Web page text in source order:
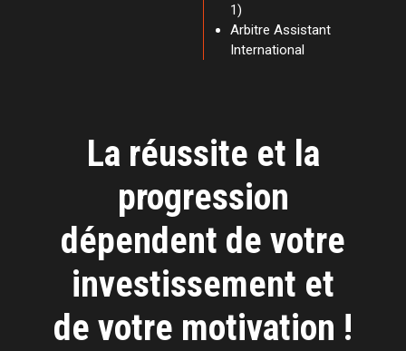
1)
Arbitre Assistant
International
La réussite et la
progression
dépendent de votre
investissement et
de votre motivation !